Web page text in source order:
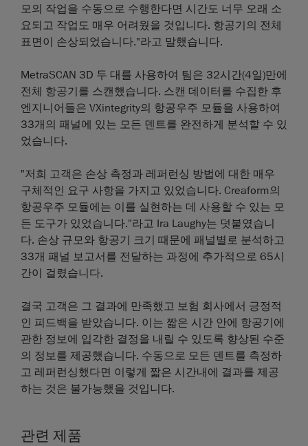
모의 작업을 수동으로 수행한다면 시간도 너무 오래 소
요되고 작업도 매우 어려웠을 것입니다. 항공기의 전체
표면이 손상되었습니다."라고 말했습니다.
MetraSCAN 3D 두 대를 사용하여 팀은 32시간(4일)만에
전체 항공기를 스캔했습니다. 스캔 데이터를 수집한 후
엔지니어들은 VXintegrity의 항공우주 모듈을 사용하여
33개의 패널에 있는 모든 덴트를 완전하게 분석할 수 있
었습니다.
"저희 고객은 손상 측정과 레퍼런싱 방법에 대한 매우
구체적인 요구 사항을 가지고 있었습니다. Creaform의
항공우주 모듈에는 이를 실현하는 데 사용할 수 있는 모
든 도구가 있었습니다."라고 Ira Laughy는 덧붙였습니
다. 손상 규모와 항공기 크기 때문에 패널별로 분석하고
33개 패널 보고서를 전달하는 과정에 추가적으로 65시
간이 걸렸습니다.
결국 고객은 그 결과에 만족했고 보험 회사에서 긍정적
인 피드백을 받았습니다. 이는 짧은 시간 안에 항공기에
관한 정보에 입각한 결정을 내릴 수 있도록 향상된 수준
의 정보를 제공했습니다. 수동으로 모든 덴트를 측정하
고 레퍼런싱했다면 이렇게 짧은 시간내에 결과를 제공
하는 것은 불가능했을 것입니다.
관련 제품